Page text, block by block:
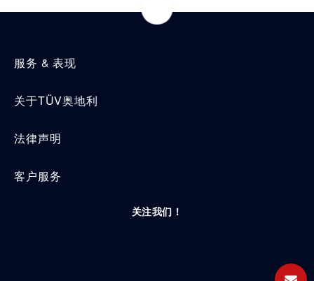
服务 & 表现
关于TÜV奥地利
法律声明
客户服务
关注我们！